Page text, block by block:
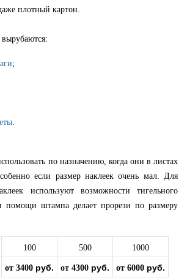
плотный картон.
;
по назначению, когда они в листах
если размер наклеек очень мал. Для
используют возможности тигельного
помощи штампа делает прорези по размеру
100 500 1000
от 3400 руб. от 4300 руб. от 6000 руб.